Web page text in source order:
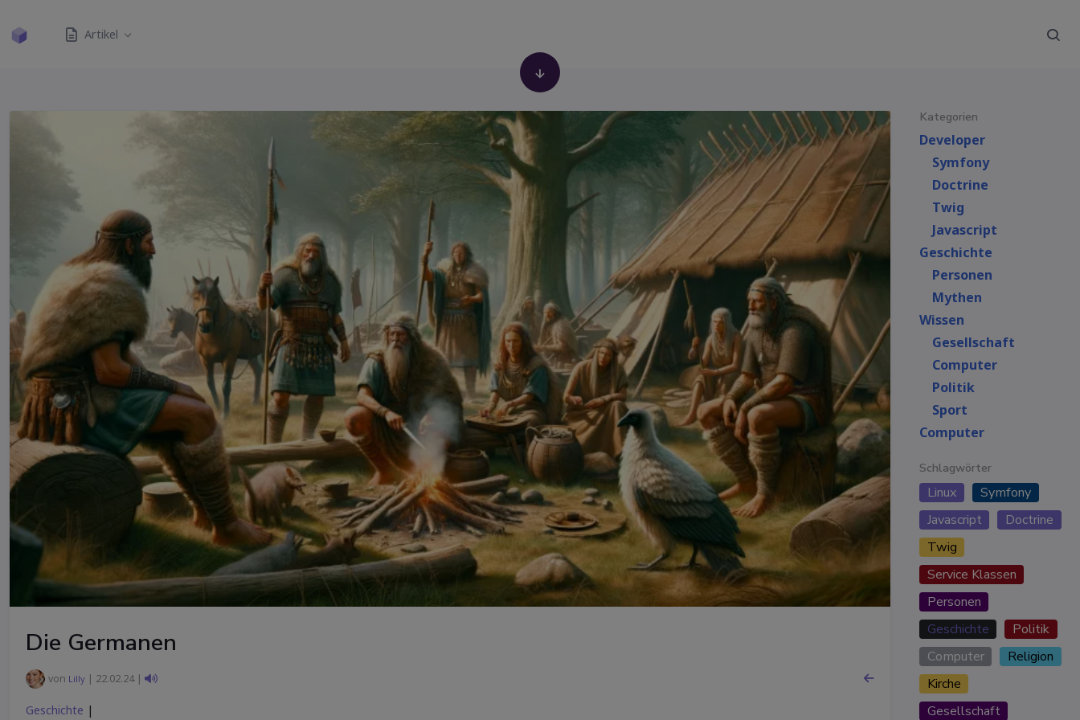
Artikel
Die Germanen
von Lilly | 22.02.24 |
Geschichte |
Kategorien
Developer
Symfony
Doctrine
Twig
Javascript
Geschichte
Personen
Mythen
Wissen
Gesellschaft
Computer
Politik
Sport
Computer
Schlagwörter
Linux
Symfony
Javascript
Doctrine
Twig
Service Klassen
Personen
Geschichte
Politik
Computer
Religion
Kirche
Gesellschaft